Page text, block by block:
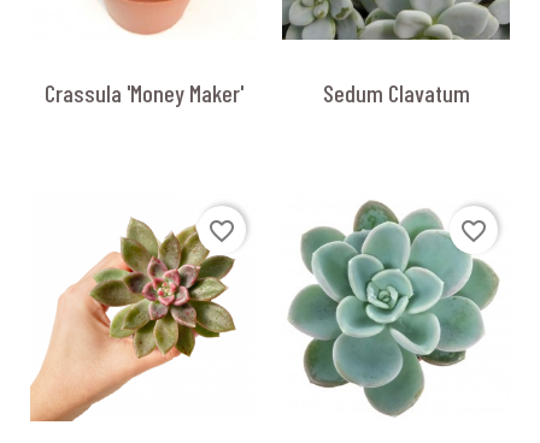
Crassula 'Money Maker' Sedum Clavatum
favorite_border favorite_border